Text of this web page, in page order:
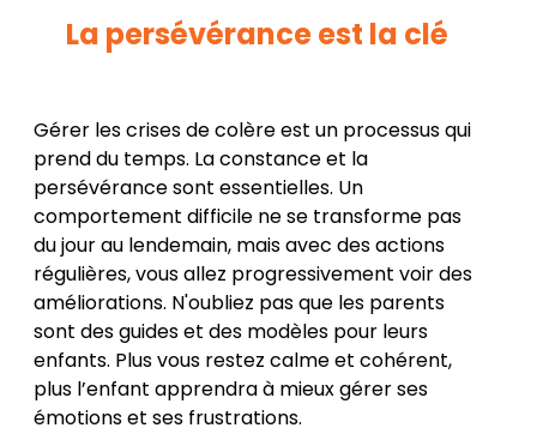
La persévérance est la clé
Gérer les crises de colère est un processus qui
prend du temps. La constance et la
persévérance sont essentielles. Un
comportement difficile ne se transforme pas
du jour au lendemain, mais avec des actions
régulières, vous allez progressivement voir des
améliorations. N'oubliez pas que les parents
sont des guides et des modèles pour leurs
enfants. Plus vous restez calme et cohérent,
plus l’enfant apprendra à mieux gérer ses
émotions et ses frustrations.